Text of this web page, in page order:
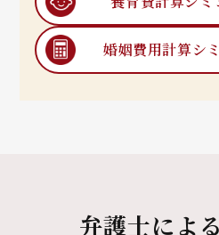
婚姻費用計算シ
弁護士によ